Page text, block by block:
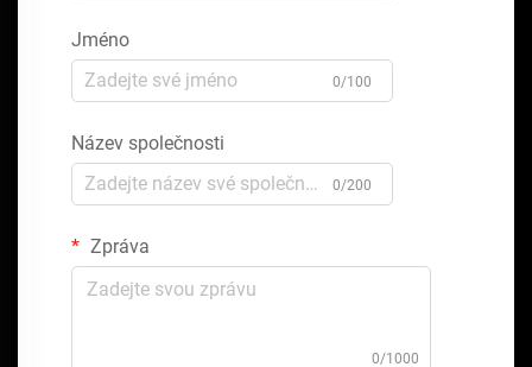
Jméno
0/100
Název společnosti
0/200
Zpráva
0/1000